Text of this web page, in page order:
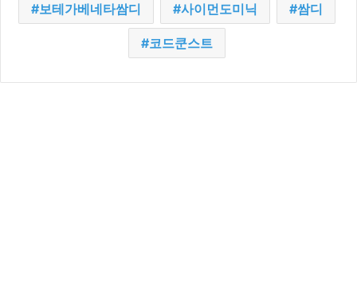
보테가베네타쌈디 사이먼도미닉 쌈디
코드쿤스트